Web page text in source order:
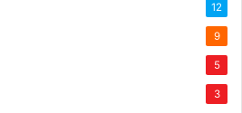
12
9
5
3